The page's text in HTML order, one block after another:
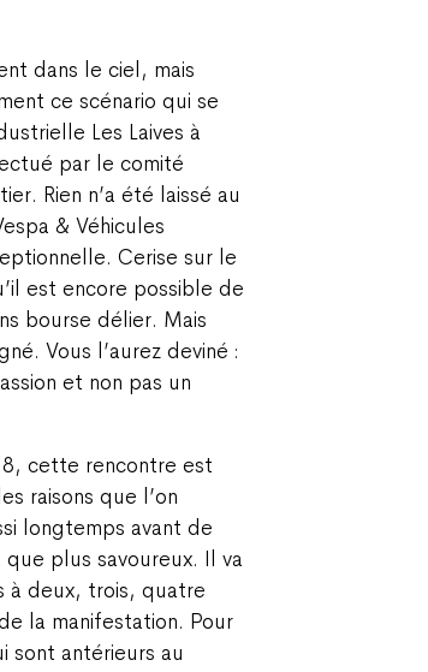
dans le ciel, mais
ce scénario qui se
Les Laives à
par le comité
Rien n’a été laissé au
& Véhicules
Cerise sur le
est encore possible de
bourse délier. Mais
Vous l’aurez deviné :
et non pas un
cette rencontre est
raisons que l’on
longtemps avant de
plus savoureux. Il va
à deux, trois, quatre
la manifestation. Pour
sont antérieurs au